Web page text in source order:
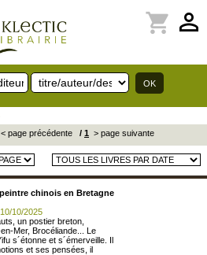
perm_identity
shopping_cart
< page précédente / 1 > page suivante
chinois en Bretagne
10/2025
un postier breton,
Mer, Brocéliande... Le
s´étonne et s´émerveille. Il
et ses pensées, il